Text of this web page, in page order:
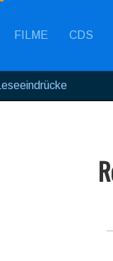
FILME CDS
Leseeindrücke